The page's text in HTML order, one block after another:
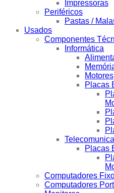
Impressoras
Periféricos
Pastas /
Usados
Componentes
Informática
Motores
Placas
Placas
Computadores
Computadores